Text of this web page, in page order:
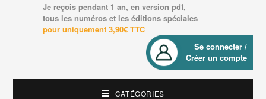
Je reçois pendant 1 an, en version pdf,
tous les numéros et les éditions spéciales
pour uniquement 3,90€ TTC
Se connecter /
Créer un compte
CATÉGORIES